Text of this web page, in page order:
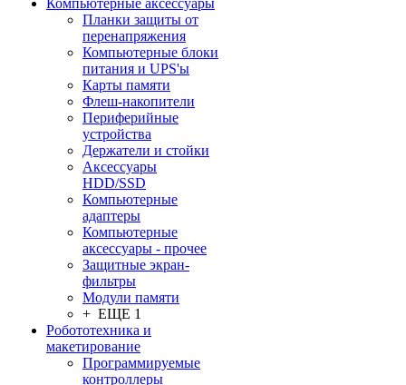
Компьютерные аксессуары
Планки защиты от
перенапряжения
Компьютерные блоки
питания и UPS'ы
Карты памяти
Флеш-накопители
Периферийные
устройства
Держатели и стойки
Аксессуары
HDD/SSD
Компьютерные
адаптеры
Компьютерные
аксессуары - прочее
Защитные экран-
фильтры
Модули памяти
+ ЕЩЕ 1
Робототехника и
макетирование
Программируемые
контроллеры